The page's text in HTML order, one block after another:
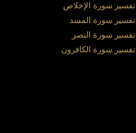
تفسير سورة الإخلاص
تفسير سورة المسد
تفسير سورة النصر
تفسير سورة الكافرون